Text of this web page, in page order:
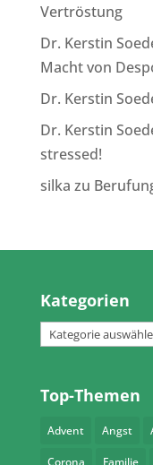
Vertröstung
Dr. Kerstin
Macht von
Dr. Kerstin
Dr. Kerstin
stressed!
silka zu
Kategorien
Kategorien
Top-Themen
Advent Angst
Corona Familie